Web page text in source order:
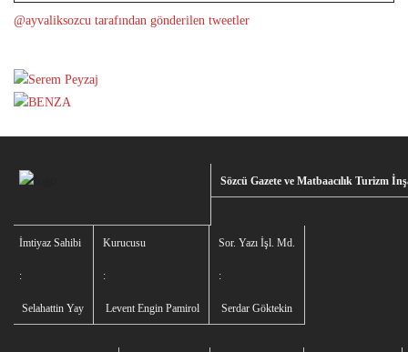
@ayvaliksozcu tarafından gönderilen tweetler
Sözcü Gazete ve Matbaacılık Turizm
İmtiyaz Sahibi
:
Selahattin Yay
Kurucusu
:
Levent Engin Pamirol
Sor. Yazı İşl. Md.
:
Serdar Göktekin